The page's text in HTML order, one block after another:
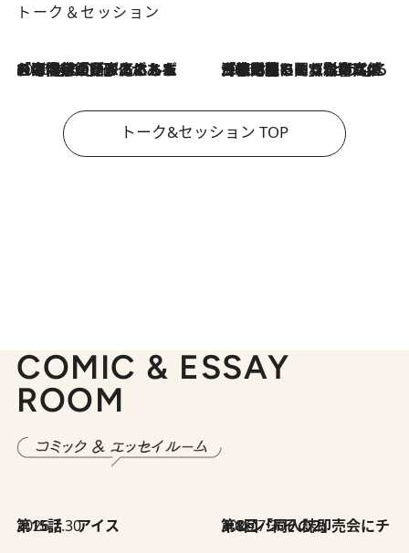
トーク＆セッション
2026.8.3
「今後値上げがあるとすれば…」「リスクがあるのは今年の冬」エネルギー専門家が語る、ホルムズ海峡封鎖が家庭にもたらす“ある心配” 2026.8.3
「住宅建てられない…」「サーチャージ料の高値が続いている」ホルムズ海峡封鎖による影響はいつまで続く？《エネルギー専門家に聞く“どうなる日本の暮らし”》
トーク&セッション TOP
COMIC & ESSAY
ROOM
2026.7.30
第15話 アイス 2026.7.30
第8回「同人誌即売会にチャレンジ その2」